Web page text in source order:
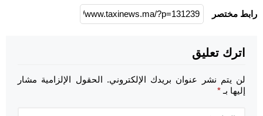
رابط مختصر
اترك تعليق
لن يتم نشر عنوان بريدك الإلكتروني. الحقول الإلزامية مشار
إليها بـ *